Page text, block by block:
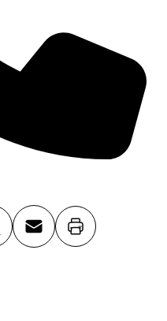
Email Imprimer